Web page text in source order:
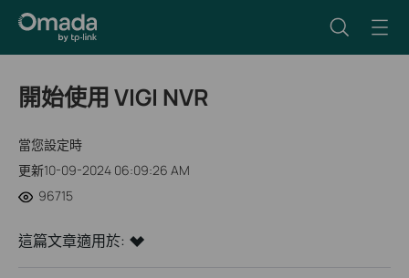
開始使用 VIGI NVR
當您設定時
更新10-09-2024 06:09:26 AM
96715
這篇文章適用於: